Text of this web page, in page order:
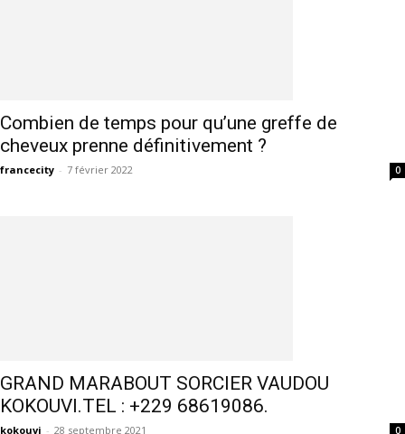
Combien de temps pour qu’une greffe de
cheveux prenne définitivement ?
francecity - 7 février 2022 0
GRAND MARABOUT SORCIER VAUDOU
KOKOUVI.TEL : +229 68619086.
kokouvi - 28 septembre 2021 0